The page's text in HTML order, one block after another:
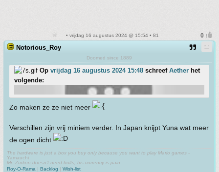
• vrijdag 16 augustus 2024 @ 15:54 • 81
Notorious_Roy
Doomed since 1889
Op vrijdag 16 augustus 2024 15:48 schreef Aether het
volgende:
Zo maken ze ze niet meer
Verschillen zijn vrij miniem verder. In Japan knijpt Yuna wat meer
de ogen dicht
The hardware is just a box you buy only because you want to play Mario games -
Yamauchi
Mr. Zurkon doesn't need bolts, his currency is pain
Roy-O-Rama | Backlog | Wish-list